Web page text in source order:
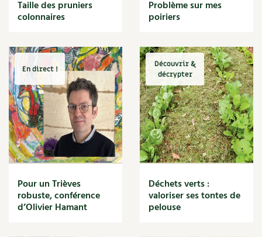
Cuisine saine
Décoration
DIY
Eau
Énergie
Enfants
Expérimentation
Fleur
Jardin bio
Légumes
Légumineuse
Maïs doux
Maison saine
Taille des pruniers
colonnaires
Problème sur mes
poiriers
En direct !
Pour un Trièves
robuste, conférence
d’Olivier Hamant
Découvrir &
décrypter
Déchets verts :
valoriser ses tontes de
pelouse